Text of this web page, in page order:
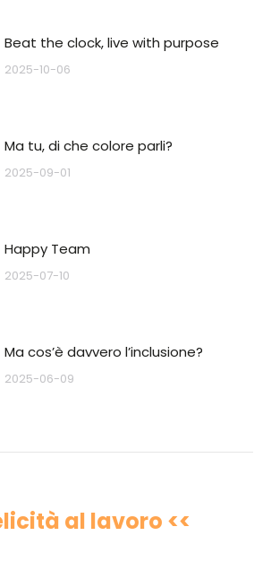
Beat the clock, live with purpose
2025-10-06
Ma tu, di che colore parli?
2025-09-01
Happy Team
2025-07-10
Ma cos’è davvero l’inclusione?
2025-06-09
al lavoro <<